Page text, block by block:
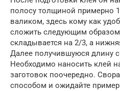
полосу толщиной примерно
валиком, здесь кому как
сложить следующим
складывается на 2/3, а
Далее получившуюся длину
Необходимо наносить клей
заготовок поочередно.
способом и ожидайте